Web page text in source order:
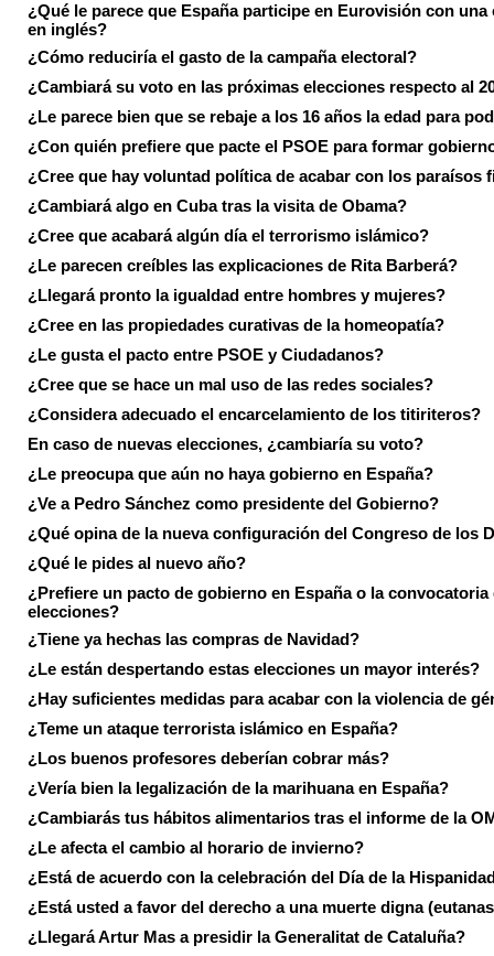
¿Qué le parece que España participe en Eurovisión con una
en inglés?
¿Cómo reduciría el gasto de la campaña electoral?
¿Cambiará su voto en las próximas elecciones respecto al
¿Le parece bien que se rebaje a los 16 años la edad para
¿Con quién prefiere que pacte el PSOE para formar
¿Cree que hay voluntad política de acabar con los paraísos
¿Cambiará algo en Cuba tras la visita de Obama?
¿Cree que acabará algún día el terrorismo islámico?
¿Le parecen creíbles las explicaciones de Rita Barberá?
¿Llegará pronto la igualdad entre hombres y mujeres?
¿Cree en las propiedades curativas de la homeopatía?
¿Le gusta el pacto entre PSOE y Ciudadanos?
¿Cree que se hace un mal uso de las redes sociales?
¿Considera adecuado el encarcelamiento de los titiriteros?
En caso de nuevas elecciones, ¿cambiaría su voto?
¿Le preocupa que aún no haya gobierno en España?
¿Ve a Pedro Sánchez como presidente del Gobierno?
¿Qué opina de la nueva configuración del Congreso de los
¿Qué le pides al nuevo año?
¿Prefiere un pacto de gobierno en España o la convocatoria
elecciones?
¿Tiene ya hechas las compras de Navidad?
¿Le están despertando estas elecciones un mayor interés?
¿Hay suficientes medidas para acabar con la violencia de
¿Teme un ataque terrorista islámico en España?
¿Los buenos profesores deberían cobrar más?
¿Vería bien la legalización de la marihuana en España?
¿Cambiarás tus hábitos alimentarios tras el informe de la
¿Le afecta el cambio al horario de invierno?
¿Está de acuerdo con la celebración del Día de la
¿Está usted a favor del derecho a una muerte digna
¿Llegará Artur Mas a presidir la Generalitat de Cataluña?